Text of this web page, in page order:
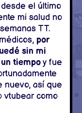
el último
mi salud no
TT.
por
sin mi
tiempoy fue
nuevo, así que
vtubear como